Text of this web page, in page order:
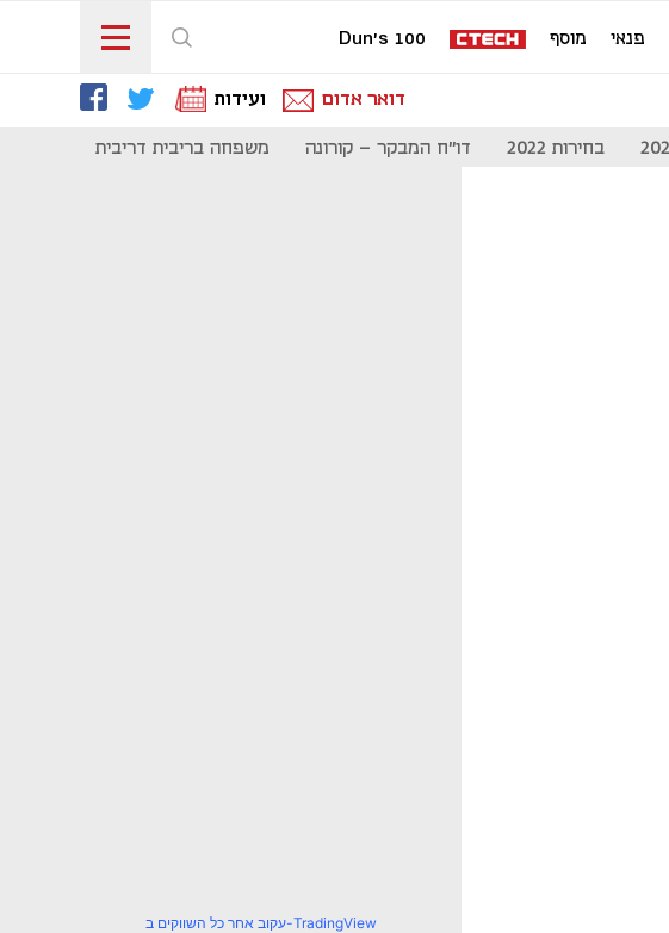
פנאי מוסף Dun's 100
דואר אדום ועידות
בחירות 2022 דו"ח המבקר - קורונה משפחה בריבית דריבית
עקוב אחר כל השווקים ב-TradingView